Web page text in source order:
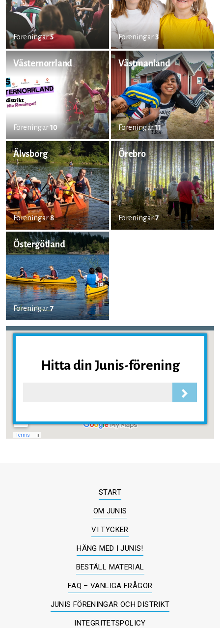
Föreningar5 Föreningar3
Västernorrland
Föreningar10
Västmanland
Föreningar11
Älvsborg
Föreningar8
Örebro
Föreningar7
Östergötland
Föreningar7
Hitta din Junis-förening
START
OM JUNIS
VI TYCKER
HÄNG MED I JUNIS!
BESTÄLL MATERIAL
FAQ – VANLIGA FRÅGOR
JUNIS FÖRENINGAR OCH DISTRIKT
INTEGRITETSPOLICY